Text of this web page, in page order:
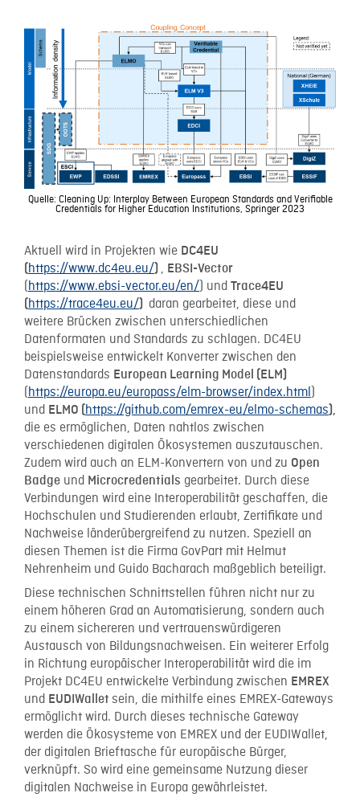
Quelle: Cleaning Up: Interplay Between European Standards and Verifiable
Credentials for Higher Education Institutions, Springer 2023
Aktuell wird in Projekten wie DC4EU
(https://www.dc4eu.eu/) , EBSI-Vector
(https://www.ebsi-vector.eu/en/) und Trace4EU
(https://trace4eu.eu/) daran gearbeitet, diese und
weitere Brücken zwischen unterschiedlichen
Datenformaten und Standards zu schlagen. DC4EU
beispielsweise entwickelt Konverter zwischen den
Datenstandards European Learning Model (ELM)
(https://europa.eu/europass/elm-browser/index.html)
und ELMO (https://github.com/emrex-eu/elmo-schemas),
die es ermöglichen, Daten nahtlos zwischen
verschiedenen digitalen Ökosystemen auszutauschen.
Zudem wird auch an ELM-Konvertern von und zu Open
Badge und Microcredentials gearbeitet. Durch diese
Verbindungen wird eine Interoperabilität geschaffen, die
Hochschulen und Studierenden erlaubt, Zertifikate und
Nachweise länderübergreifend zu nutzen. Speziell an
diesen Themen ist die Firma GovPart mit Helmut
Nehrenheim und Guido Bacharach maßgeblich beteiligt.
Diese technischen Schnittstellen führen nicht nur zu
einem höheren Grad an Automatisierung, sondern auch
zu einem sichereren und vertrauenswürdigeren
Austausch von Bildungsnachweisen. Ein weiterer Erfolg
in Richtung europäischer Interoperabilität wird die im
Projekt DC4EU entwickelte Verbindung zwischen EMREX
und EUDIWallet sein, die mithilfe eines EMREX-Gateways
ermöglicht wird. Durch dieses technische Gateway
werden die Ökosysteme von EMREX und der EUDIWallet,
der digitalen Brieftasche für europäische Bürger,
verknüpft. So wird eine gemeinsame Nutzung dieser
digitalen Nachweise in Europa gewährleistet.